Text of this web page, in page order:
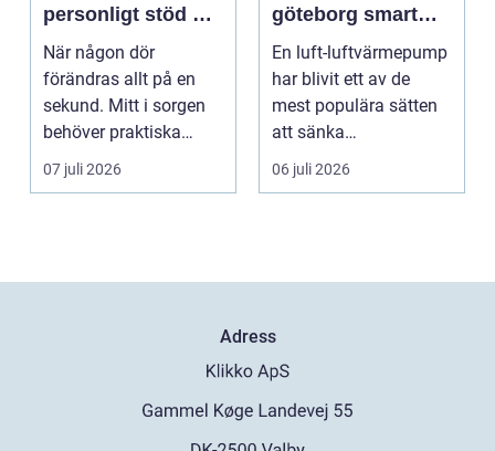
personligt stöd när
någon gått bort
När någon dör
förändras allt på en
sekund. Mitt i sorgen
behöver praktiska
frågor få svar: var ska
b...
07 juli 2026
göteborg smart
värme för
kustklimat
En luft-luftvärmepump
har blivit ett av de
mest populära sätten
att sänka
uppvärmningskostnad
er och ...
06 juli 2026
Adress